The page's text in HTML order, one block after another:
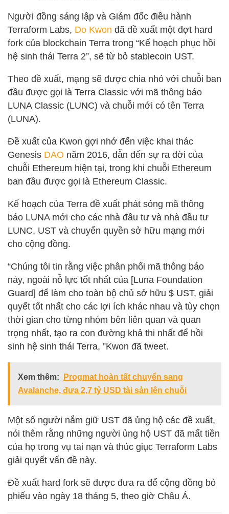
Người đồng sáng lập và Giám đốc điều hành
Terraform Labs, Do Kwon đã đề xuất một đợt hard
fork của blockchain Terra trong “Kế hoạch phục hồi
hệ sinh thái Terra 2”, sẽ từ bỏ stablecoin UST.
Theo đề xuất, mạng sẽ được chia nhỏ với chuỗi ban
đầu được gọi là Terra Classic với mã thông báo
LUNA Classic (LUNC) và chuỗi mới có tên Terra
(LUNA).
Đề xuất của Kwon gợi nhớ đến việc khai thác
Genesis DAO năm 2016, dẫn đến sự ra đời của
chuỗi Ethereum hiện tại, trong khi chuỗi Ethereum
ban đầu được gọi là Ethereum Classic.
Kế hoạch của Terra đề xuất phát sóng mã thông
báo LUNA mới cho các nhà đầu tư và nhà đầu tư
LUNC, UST và chuyển quyền sở hữu mạng mới
cho cộng đồng.
“Chúng tôi tin rằng việc phân phối mã thông báo
này, ngoài nỗ lực tốt nhất của [Luna Foundation
Guard] để làm cho toàn bộ chủ sở hữu $ UST, giải
quyết tốt nhất cho các lợi ích khác nhau và tùy chọn
thời gian cho từng nhóm bên liên quan và quan
trọng nhất, tạo ra con đường khả thi nhất để hồi
sinh hệ sinh thái Terra, ”Kwon đã tweet.
Xem thêm:
Progmat hoàn tất chuyển sang
Avalanche, đưa 2,7 tỷ USD tài sản lên chuỗi
Một số người nắm giữ UST đã ủng hộ các đề xuất,
nói thêm rằng những người ủng hộ UST đã mất tiền
của họ trong vụ tai nạn và thúc giục Terraform Labs
giải quyết vấn đề này.
Đề xuất hard fork sẽ được đưa ra để cộng đồng bỏ
phiếu vào ngày 18 tháng 5, theo giờ Châu Á.